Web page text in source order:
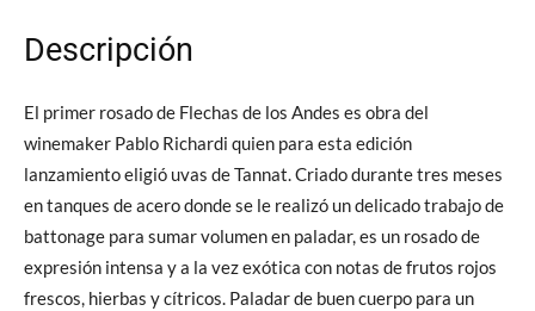
Descripción
El primer rosado de Flechas de los Andes es obra del
winemaker Pablo Richardi quien para esta edición
lanzamiento eligió uvas de Tannat. Criado durante tres meses
en tanques de acero donde se le realizó un delicado trabajo de
battonage para sumar volumen en paladar, es un rosado de
expresión intensa y a la vez exótica con notas de frutos rojos
frescos, hierbas y cítricos. Paladar de buen cuerpo para un